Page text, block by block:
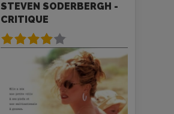
STEVEN SODERBERGH -
CRITIQUE